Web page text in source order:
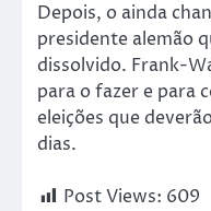
Depois, o ainda
presidente alemão
dissolvido. Frank-
para o fazer e para
eleições que
dias.
Post Views: 609